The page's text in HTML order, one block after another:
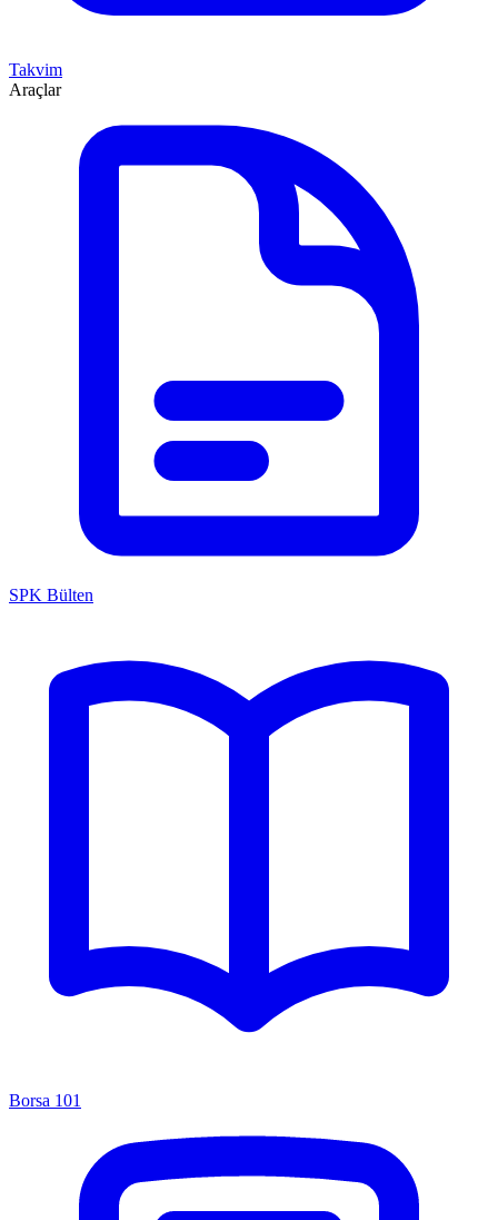
Takvim
Araçlar
SPK Bülten
Borsa 101